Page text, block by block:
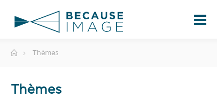
Thèmes
Thèmes